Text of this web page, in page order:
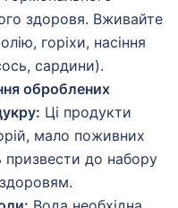
здоровя. Вживайте
горіхи, насіння
сардини).
оброблених
Ці продукти
мало поживних
до набору